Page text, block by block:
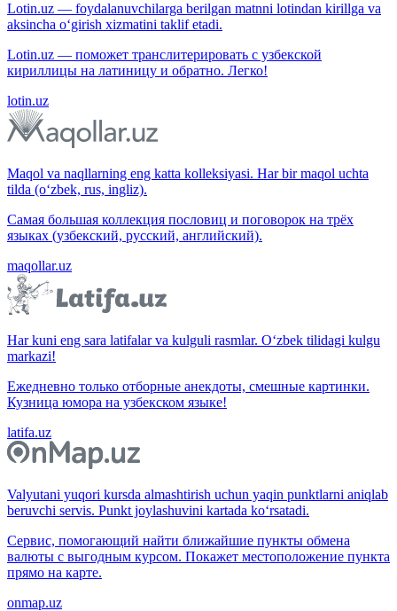
Lotin.uz — foydalanuvchilarga berilgan matnni lotindan kirillga va
aksincha o‘girish xizmatini taklif etadi.
Lotin.uz — поможет транслитерировать с узбекской
кириллицы на латиницу и обратно. Легко!
lotin.uz
Maqol va naqllarning eng katta kolleksiyasi. Har bir maqol uchta
tilda (o‘zbek, rus, ingliz).
Самая большая коллекция пословиц и поговорок на трёх
языках (узбекский, русский, английский).
maqollar.uz
Har kuni eng sara latifalar va kulguli rasmlar. O‘zbek tilidagi kulgu
markazi!
Ежедневно только отборные анекдоты, смешные картинки.
Кузница юмора на узбекском языке!
latifa.uz
Valyutani yuqori kursda almashtirish uchun yaqin punktlarni aniqlab
beruvchi servis. Punkt joylashuvini kartada ko‘rsatadi.
Сервис, помогающий найти ближайшие пункты обмена
валюты с выгодным курсом. Покажет местоположение пункта
прямо на карте.
onmap.uz